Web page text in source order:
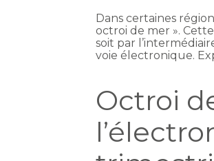
Dans certaines
octroi de mer ».
soit par
voie électronique.
Octroi